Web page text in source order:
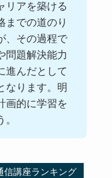
リアを築ける
までの道のり
、その過程で
問題解決能力
進んだとして
なります。明
画的に学習を
信講座ランキング